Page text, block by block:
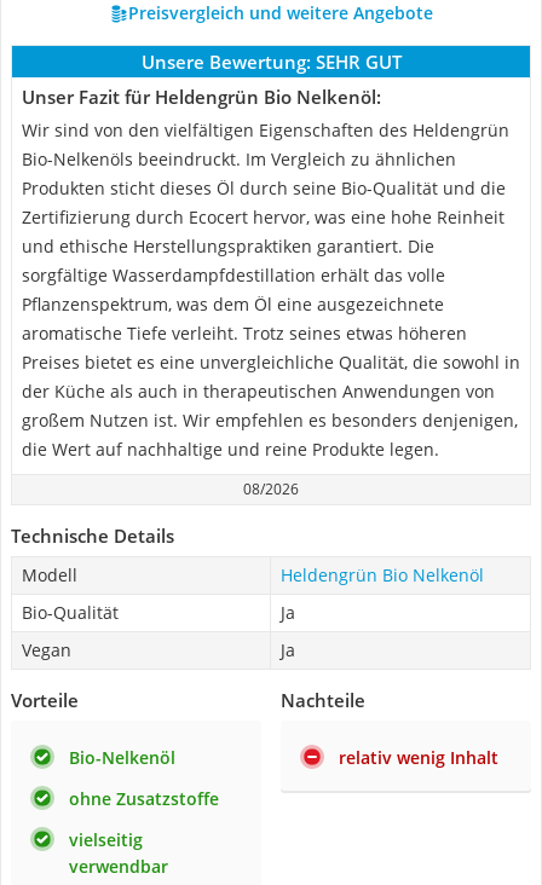
Preisvergleich und weitere Angebote
Unsere Bewertung: SEHR GUT
Unser Fazit für Heldengrün Bio Nelkenöl:
Wir sind von den vielfältigen Eigenschaften des Heldengrün
Bio-Nelkenöls beeindruckt. Im Vergleich zu ähnlichen
Produkten sticht dieses Öl durch seine Bio-Qualität und die
Zertifizierung durch Ecocert hervor, was eine hohe Reinheit
und ethische Herstellungspraktiken garantiert. Die
sorgfältige Wasserdampfdestillation erhält das volle
Pflanzenspektrum, was dem Öl eine ausgezeichnete
aromatische Tiefe verleiht. Trotz seines etwas höheren
Preises bietet es eine unvergleichliche Qualität, die sowohl in
der Küche als auch in therapeutischen Anwendungen von
großem Nutzen ist. Wir empfehlen es besonders denjenigen,
die Wert auf nachhaltige und reine Produkte legen.
08/2026
Technische Details
Modell
Heldengrün Bio Nelkenöl
Bio-Qualität
Ja
Vegan
Ja
Vorteile
Bio-Nelkenöl
ohne Zusatzstoffe
vielseitig
verwendbar
Nachteile
relativ wenig Inhalt